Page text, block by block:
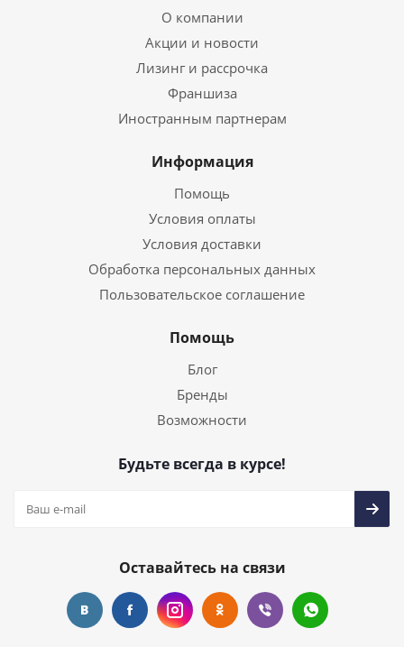
О компании
Акции и новости
Лизинг и рассрочка
Франшиза
Иностранным партнерам
Информация
Помощь
Условия оплаты
Условия доставки
Обработка персональных данных
Пользовательское соглашение
Помощь
Блог
Бренды
Возможности
Будьте всегда в курсе!
Оставайтесь на связи